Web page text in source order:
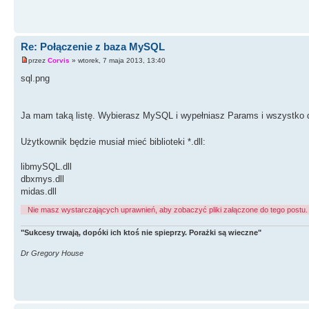
Re: Połączenie z baza MySQL
przez Corvis » wtorek, 7 maja 2013, 13:40
sql.png
Ja mam taką listę. Wybierasz MySQL i wypełniasz Params i wszystko
Użytkownik będzie musiał mieć biblioteki *.dll:
libmySQL.dll
dbxmys.dll
midas.dll
Nie masz wystarczających uprawnień, aby zobaczyć pliki załączone do tego postu.
"Sukcesy trwają, dopóki ich ktoś nie spieprzy. Porażki są wieczne"
Dr Gregory House